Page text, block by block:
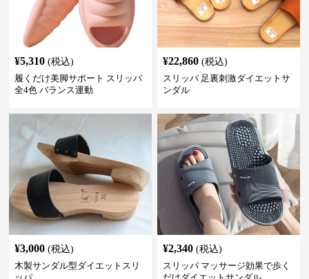
¥5,310 (税込)
履くだけ美脚サポート スリッパ
全4色 バランス運動
¥22,860 (税込)
スリッパ 足裏刺激ダイエットサ
ンダル
¥3,000 (税込)
木製サンダル型ダイエットスリ
¥2,340 (税込)
スリッパ マッサージ効果で歩く